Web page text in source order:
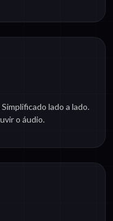
lado a lado.
o áudio.